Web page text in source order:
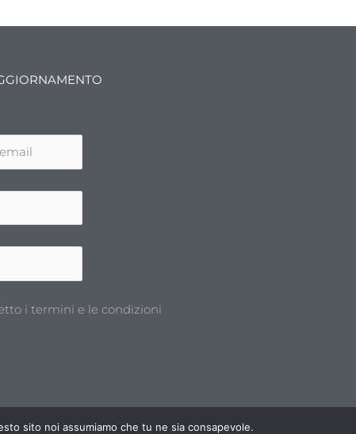
i termini e le condizioni
sito noi assumiamo che tu ne sia consapevole.